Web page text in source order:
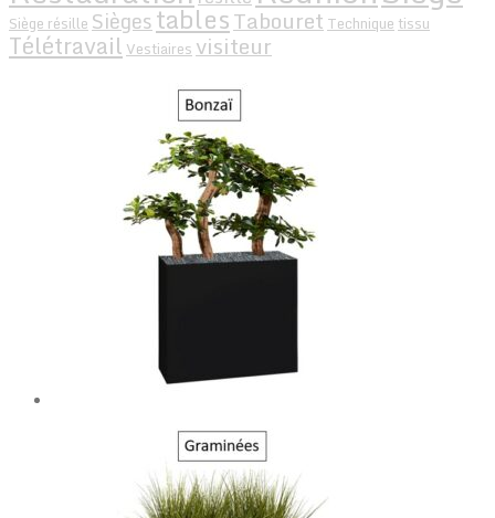
Siège résille SiègestablesTabouret Technique tissu
Télétravail Vestiaires visiteur